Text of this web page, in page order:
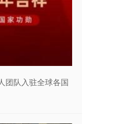
团队入驻全球各国